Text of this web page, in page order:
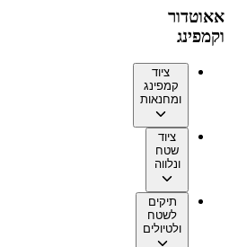
אאוטדור
וקמפינג
ציוד
קמפינג
ומחנאות
ציוד
שטח
ונלווה
תיקים
לשטח
ולטיולים